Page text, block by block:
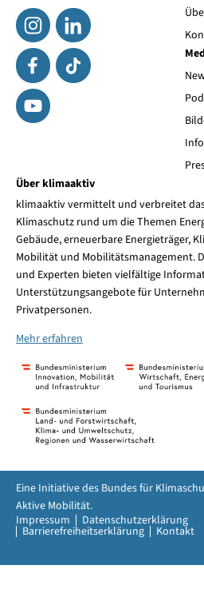
Über klimaaktiv
klimaaktiv vermittelt und verbreitet das
Klimaschutz rund um die Themen
Gebäude, erneuerbare Energieträger,
Mobilität und Mobilitätsmanagement.
und Experten bieten vielfältige
Unterstützungsangebote für
Privatpersonen.
Mehr erfahren
Impressum Datenschutzerklärung
Barrierefreiheitserklärung Kontakt
Eine Initiative des Bundes für
Aktive Mobilität.